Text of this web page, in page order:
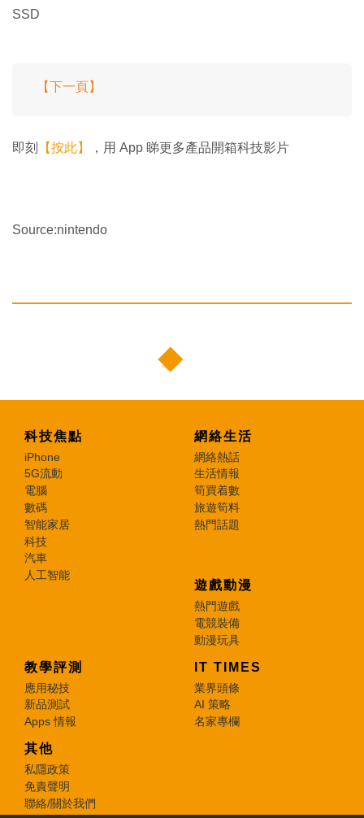
SSD
【下一頁】
即刻 【按此】 ，用 App 睇更多產品開箱科技影片
Source:nintendo
科技焦點
iPhone
5G流動
電腦
數碼
智能家居
科技
汽車
人工智能
網絡生活
網絡熱話
生活情報
筍買着數
旅遊筍料
熱門話題
遊戲動漫
熱門遊戲
電競裝備
動漫玩具
教學評測
應用秘技
新品測試
Apps 情報
IT TIMES
業界頭條
AI 策略
名家專欄
其他
私隱政策
免責聲明
聯絡/關於我們